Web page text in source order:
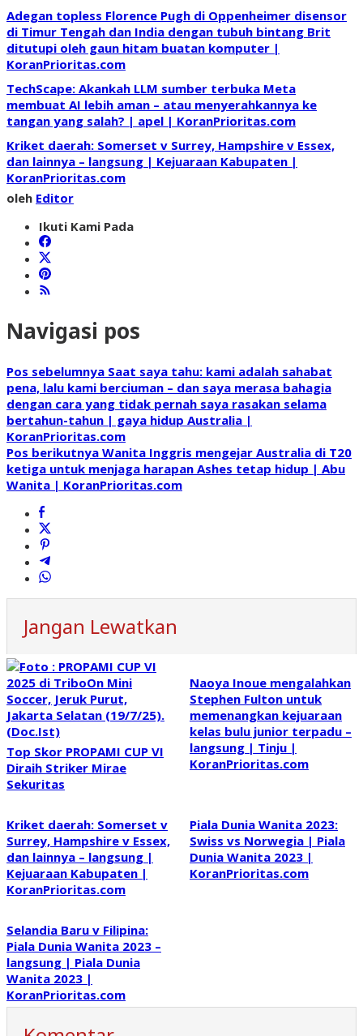
Adegan topless Florence Pugh di Oppenheimer disensor
di Timur Tengah dan India dengan tubuh bintang Brit
ditutupi oleh gaun hitam buatan komputer |
KoranPrioritas.com
TechScape: Akankah LLM sumber terbuka Meta
membuat AI lebih aman – atau menyerahkannya ke
tangan yang salah? | apel | KoranPrioritas.com
Kriket daerah: Somerset v Surrey, Hampshire v Essex,
dan lainnya – langsung | Kejuaraan Kabupaten |
KoranPrioritas.com
oleh Editor
Ikuti Kami Pada
Navigasi pos
Pos sebelumnya Saat saya tahu: kami adalah sahabat
pena, lalu kami berciuman – dan saya merasa bahagia
dengan cara yang tidak pernah saya rasakan selama
bertahun-tahun | gaya hidup Australia |
KoranPrioritas.com
Pos berikutnya Wanita Inggris mengejar Australia di T20
ketiga untuk menjaga harapan Ashes tetap hidup | Abu
Wanita | KoranPrioritas.com
Jangan Lewatkan
Top Skor PROPAMI CUP VI
Diraih Striker Mirae
Sekuritas
Naoya Inoue mengalahkan
Stephen Fulton untuk
memenangkan kejuaraan
kelas bulu junior terpadu –
langsung | Tinju |
KoranPrioritas.com
Kriket daerah: Somerset v
Surrey, Hampshire v Essex,
dan lainnya – langsung |
Kejuaraan Kabupaten |
KoranPrioritas.com
Piala Dunia Wanita 2023:
Swiss vs Norwegia | Piala
Dunia Wanita 2023 |
KoranPrioritas.com
Selandia Baru v Filipina:
Piala Dunia Wanita 2023 –
langsung | Piala Dunia
Wanita 2023 |
KoranPrioritas.com